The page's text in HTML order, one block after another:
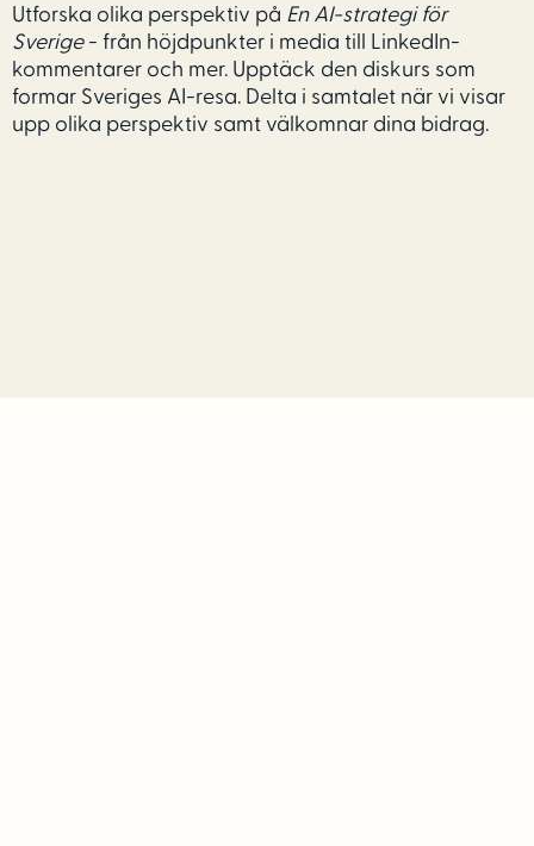
Utforska olika perspektiv på En AI-strategi för
Sverige- från höjdpunkter i media till LinkedIn-
kommentarer och mer. Upptäck den diskurs som
formar Sveriges AI-resa. Delta i samtalet när vi visar
upp olika perspektiv samt välkomnar dina bidrag.